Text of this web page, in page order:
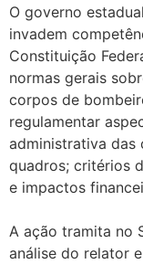
O governo
invadem
Constituição
normas gerais
corpos de
regulamentar
administrativa das
quadros; critérios
e impactos
A ação tramita no
análise do relator